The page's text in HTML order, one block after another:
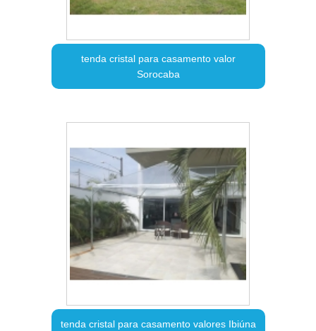
tenda cristal para casamento valor
Sorocaba
tenda cristal para casamento valores Ibiúna